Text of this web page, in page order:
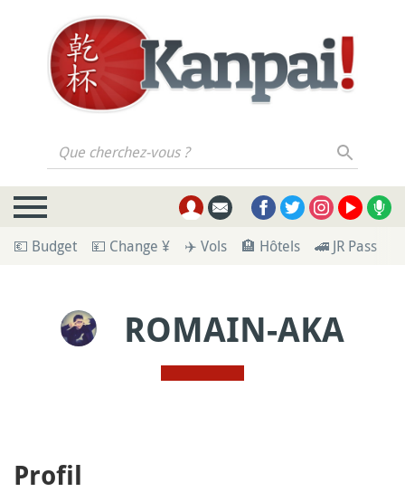
Que cherchez-vous ?
💶 Budget 💴 Change ¥ ✈️ Vols 🏨 Hôtels 🚄 JR Pass
ROMAIN-AKA
Profil